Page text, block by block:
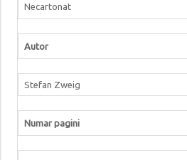
Necartonat
Autor
Stefan Zweig
Numar pagini